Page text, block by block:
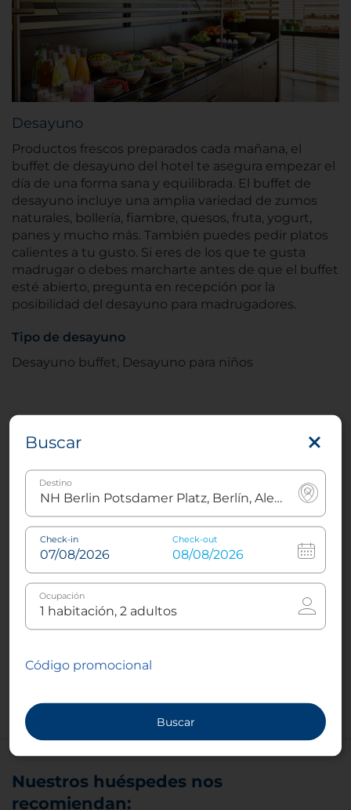
Desayuno
Productos frescos preparados cada mañana, el
buffet de desayuno del hotel te asegura empezar el
día de una forma sana y equilibrada. El buffet de
desayuno incluye una amplia variedad de zumos
naturales, bollería, fiambre, quesos, fruta, yogurt,
panes y mucho más. También puedes pedir platos
calientes a tu gusto. Si eres de los que te gusta
madrugar o debes marcharte antes de que el buffet
esté abierto, pregunta en recepción por la
posibilidad del desayuno para madrugadores.
Tipo de desayuno
Desayuno buffet, Desayuno para niños
El bar del hotel es un rincón acogedor donde tomar
Además hay un una televisión para ver noticias y
Nuestros huéspedes nos
recomiendan:
Buscar
Destino
Check-in Check-out
Ocupación
Código promocional
Buscar